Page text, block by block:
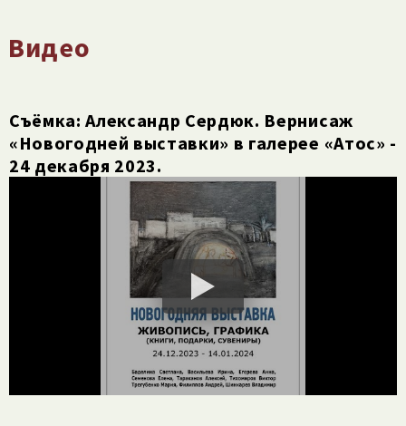
Видео
Съёмка: Александр Сердюк. Вернисаж
«Новогодней выставки» в галерее «Атос» -
24 декабря 2023.